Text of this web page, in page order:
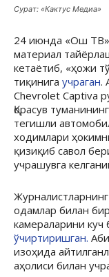
Сурат: «Кактус Медиа»
24 июнда «Ош ТВ»
материал
кетаётиб, «ҳожи
тиқинига учраган.
Chevrolet Captiva
Қорасув
тегишли
ходимлари
қизиқиб савол
учрашувга
одамлар билан
камераларини
ўчиртиришган.
изоҳида
аҳолиси билан